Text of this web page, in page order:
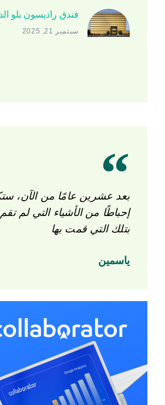
فندق راديسون بلو
سبتمبر 21, 2025
بعد عشرين عامًا من الآن،
إحباطًا من الأشياء التي لم تقم
بتلك التي قمت بها
ياسمين